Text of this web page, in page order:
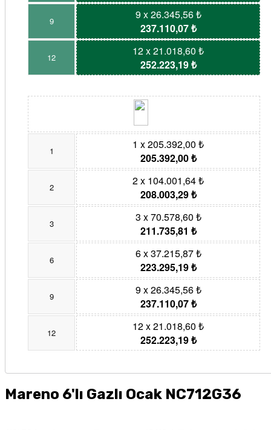
9
9 x 26.345,56 ₺
237.110,07 ₺
12
12 x 21.018,60 ₺
252.223,19 ₺
1
1 x 205.392,00 ₺
205.392,00 ₺
2
2 x 104.001,64 ₺
208.003,29 ₺
3
3 x 70.578,60 ₺
211.735,81 ₺
6
6 x 37.215,87 ₺
223.295,19 ₺
9
9 x 26.345,56 ₺
237.110,07 ₺
12
12 x 21.018,60 ₺
252.223,19 ₺
Mareno 6'lı Gazlı Ocak NC712G36